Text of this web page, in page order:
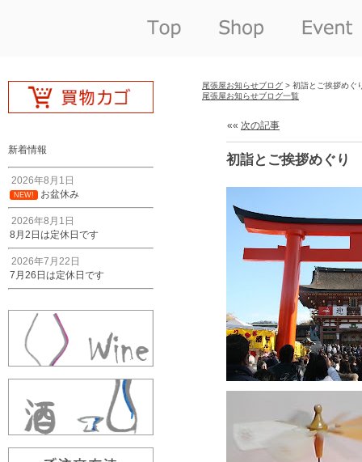
新着情報
2026年8月1日
NEW! お盆休み
2026年8月1日
8月2日は定休日です
2026年7月22日
7月26日は定休日です
尾張屋お知らせブログ > 初詣とご挨拶めぐ
尾張屋お知らせブログ一覧
«« 次の記事
初詣とご挨拶めぐり